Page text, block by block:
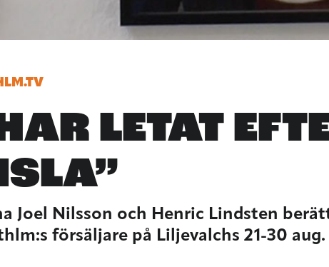
LETAT
Joel Nilsson och Henric Lindsten
försäljare på Liljevalchs 21-30 aug.